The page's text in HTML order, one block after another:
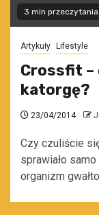
3 min przeczytania
Artykuły Lifestyle
Crossfit –
katorgę?
23/04/2014
Czy czuliście
sprawiało
organizm